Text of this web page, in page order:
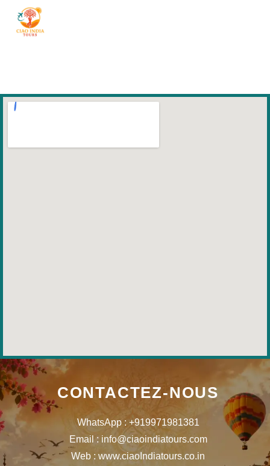
CONTACTEZ-NOUS
WhatsApp : +919971981381
Email : info@ciaoindiatours.com
Web : www.ciaoIndiatours.co.in